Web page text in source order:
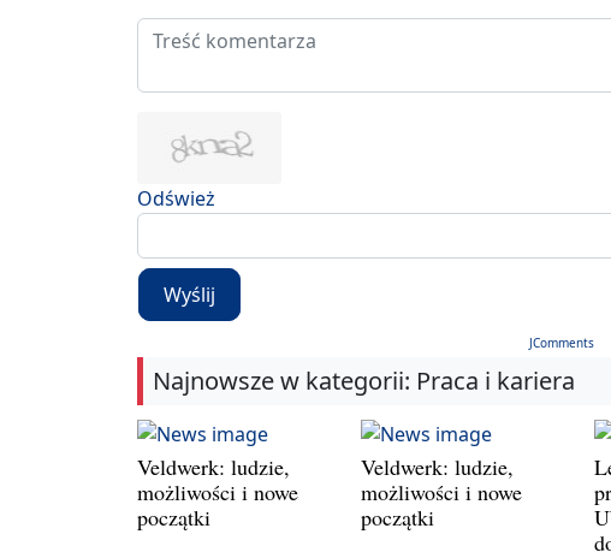
Odśwież
Wyślij
JComments
Najnowsze w kategorii: Praca i kariera
Veldwerk: ludzie,
możliwości i nowe
początki
Veldwerk: ludzie,
możliwości i nowe
początki